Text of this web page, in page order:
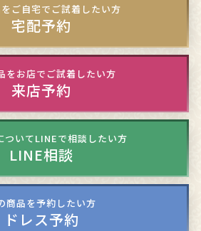
ご自宅でご試着したい方
宅配予約
をお店でご試着したい方
来店予約
ついてLINEで相談したい方
LINE相談
商品を予約したい方
ドレス予約